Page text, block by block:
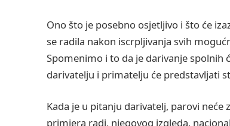
Ono što je posebno osjetljivo i što će
se radila nakon iscrpljivanja svih
Spomenimo i to da je darivanje spolnih
darivatelju i primatelju će predstavljati
Kada je u pitanju darivatelj, parovi
primjera radi, njegovog izgleda,